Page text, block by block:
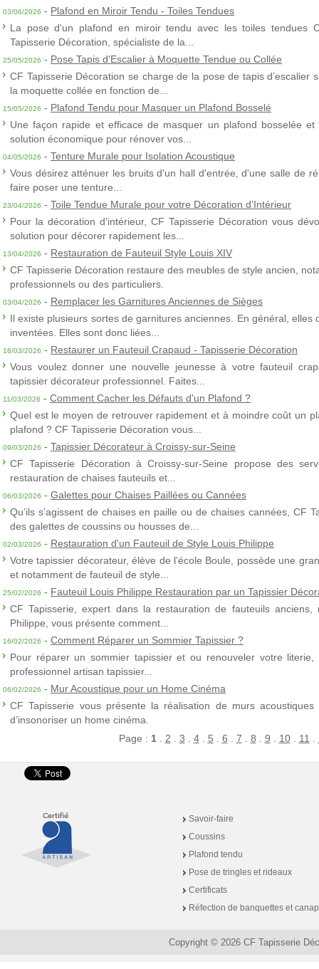
03/06/2026 - Plafond en Miroir Tendu - Toiles Tendues
La pose d'un plafond en miroir tendu avec les toiles tendues
Tapisserie Décoration, spécialiste de la...
25/05/2026 - Pose Tapis d'Escalier à Moquette Tendue ou Collée
CF Tapisserie Décoration se charge de la pose de tapis
la moquette collée en fonction de...
15/05/2026 - Plafond Tendu pour Masquer un Plafond Bosselé
Une façon rapide et efficace de masquer un plafond bosselée
solution économique pour rénover vos...
04/05/2026 - Tenture Murale pour Isolation Acoustique
Vous désirez atténuer les bruits d'un hall d'entrée, d'une salle de
faire poser une tenture...
23/04/2026 - Toile Tendue Murale pour votre Décoration d’Intérieur
Pour la décoration d’intérieur, CF Tapisserie Décoration vous
solution pour décorer rapidement les...
13/04/2026 - Restauration de Fauteuil Style Louis XIV
CF Tapisserie Décoration restaure des meubles de style ancien,
professionnels ou des particuliers.
03/04/2026 - Remplacer les Garnitures Anciennes de Sièges
Il existe plusieurs sortes de garnitures anciennes. En général, elles
inventées. Elles sont donc liées...
16/03/2026 - Restaurer un Fauteuil Crapaud - Tapisserie Décoration
Vous voulez donner une nouvelle jeunesse à votre fauteuil
tapissier décorateur professionnel. Faites...
11/03/2026 - Comment Cacher les Défauts d'un Plafond ?
Quel est le moyen de retrouver rapidement et à moindre coût un
plafond ? CF Tapisserie Décoration vous...
09/03/2026 - Tapissier Décorateur à Croissy-sur-Seine
CF Tapisserie Décoration à Croissy-sur-Seine propose des
restauration de chaises fauteuils et...
06/03/2026 - Galettes pour Chaises Paillées ou Cannées
Qu’ils s’agissent de chaises en paille ou de chaises cannées, CF
des galettes de coussins ou housses de...
02/03/2026 - Restauration d'un Fauteuil de Style Louis Philippe
Votre tapissier décorateur, élève de l’école Boule, possède une
et notamment de fauteuil de style...
25/02/2026 - Fauteuil Louis Philippe Restauration par un Tapissier
CF Tapisserie, expert dans la restauration de fauteuils
Philippe, vous présente comment...
16/02/2026 - Comment Réparer un Sommier Tapissier ?
Pour réparer un sommier tapissier et ou renouveler votre
professionnel artisan tapissier...
06/02/2026 - Mur Acoustique pour un Home Cinéma
CF Tapisserie vous présente la réalisation de murs
d’insonoriser un home cinéma.
Page : 1. 2 3 4. 5 6 7 8 9 10. 11
Savoir-faire
Coussins
Plafond tendu
Pose de tringles et rideaux
Certificats
Réfection de banquettes et
Copyright © 2026 CF Tapisserie